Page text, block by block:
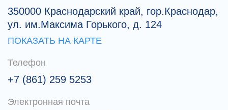
350000 Краснодарский край, гор.Краснодар,
ул. им.Максима Горького, д. 124
ПОКАЗАТЬ НА КАРТЕ
Телефон
+7 (861) 259 5253
Электронная почта